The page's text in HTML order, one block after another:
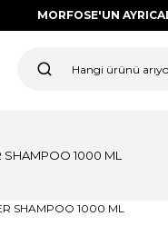
MORFOSE'UN
SHAMPOO 1000 ML